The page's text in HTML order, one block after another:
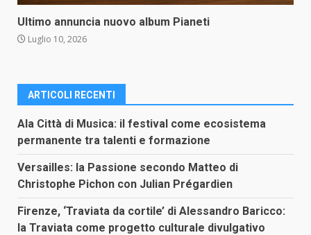
Ultimo annuncia nuovo album Pianeti
Luglio 10, 2026
ARTICOLI RECENTI
Ala Città di Musica: il festival come ecosistema
permanente tra talenti e formazione
Versailles: la Passione secondo Matteo di
Christophe Pichon con Julian Prégardien
Firenze, ‘Traviata da cortile’ di Alessandro Baricco:
la Traviata come progetto culturale divulgativo